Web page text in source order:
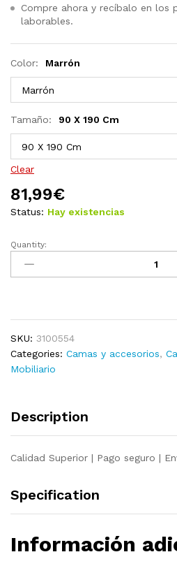
Compre ahora y recíbalo en los
laborables.
Color: Marrón
Tamaño: 90 X 190 Cm
Clear
81,99€
Status: Hay existencias
Estructura
cama
75x190
cm
quantity
Quantity:
SKU: 3100554
Categories: Camas y accesorios,
Mobiliario
Description
Calidad Superior | Pago seguro |
Specification
Información